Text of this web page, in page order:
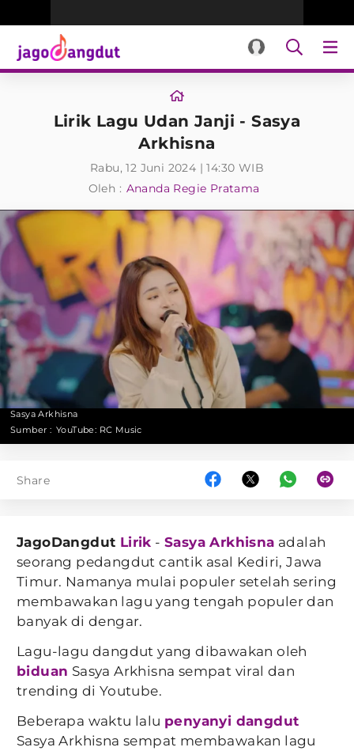
Lirik Lagu Udan Janji - Sasya
Arkhisna
Rabu, 12 Juni 2024 | 14:30 WIB
Oleh : Ananda Regie Pratama
Sasya Arkhisna
Sumber : YouTube: RC Music
Share
JagoDangdut Lirik -Sasya Arkhisna adalah
seorang pedangdut cantik asal Kediri, Jawa
Timur. Namanya mulai populer setelah sering
membawakan lagu yang tengah populer dan
banyak di dengar.
Lagu-lagu dangdut yang dibawakan oleh
biduan Sasya Arkhisna sempat viral dan
trending di Youtube.
Beberapa waktu lalu penyanyi dangdut
Sasya Arkhisna sempat membawakan lagu